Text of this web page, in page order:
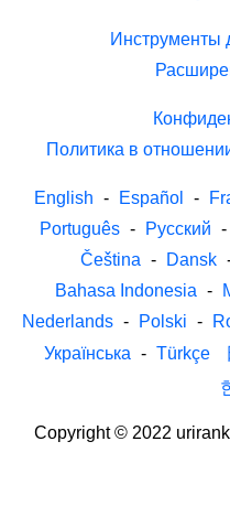
Инструменты
Политика в
English - Español -
Português - Русский -
Čeština - Dansk
Bahasa Indonesia -
Nederlands - Polski -
Українська - Türkçe
Copyright © 2022